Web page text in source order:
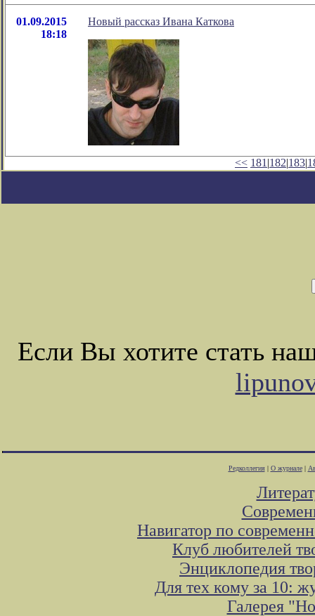
01.09.2015
18:18
Новый рассказ Ивана Каткова
<< 181 |182|183|
Если Вы хотите стать
Редколлегия| О журнале|
Навигатор по
Клуб любителей
Энциклопедия
Для тех кому за 10:
Галерея